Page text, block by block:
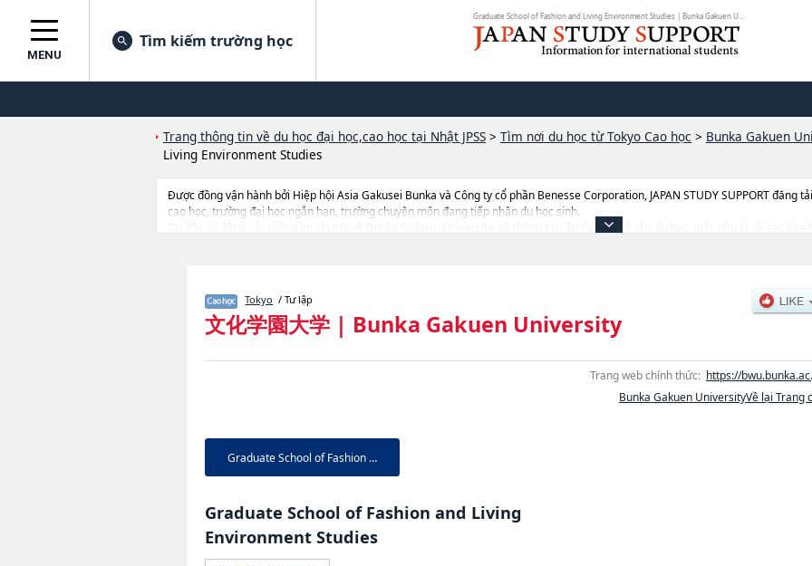
MENU
Tìm kiếm trường học
Trang thông tin về du học đại học,cao học tại Nhật JPSS > Tìm nơi du học từ Tokyo Cao học > Bunka Gakuen
Living Environment Studies
Được đồng vận hành bởi Hiệp hội Asia Gakusei Bunka và Công ty cổ phần Benesse Corporation, JAPAN STUDY SUPPORT đăng
cao học, trường đại học ngắn hạn, trường chuyên môn đang tiếp nhận du học sinh.
Tại đây có đăng các thông tin chi tiết về Bunka Gakuen University, và thông tin cần thiết dành cho du học sinh, như là về các
Tokyo / Tư lập
文化学園大学 | Bunka Gakuen University
Trang web chính thức: https://
Bunka Gakuen UniversityVề lại Trang
Graduate School of Fashion an...
Graduate School of Fashion and Living
Environment Studies